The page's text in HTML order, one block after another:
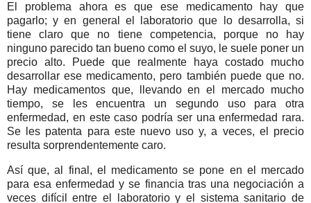
El problema ahora es que ese medicamento hay que
pagarlo; y en general el laboratorio que lo desarrolla, si
tiene claro que no tiene competencia, porque no hay
ninguno parecido tan bueno como el suyo, le suele poner un
precio alto. Puede que realmente haya costado mucho
desarrollar ese medicamento, pero también puede que no.
Hay medicamentos que, llevando en el mercado mucho
tiempo, se les encuentra un segundo uso para otra
enfermedad, en este caso podría ser una enfermedad rara.
Se les patenta para este nuevo uso y, a veces, el precio
resulta sorprendentemente caro.
Así que, al final, el medicamento se pone en el mercado
para esa enfermedad y se financia tras una negociación a
veces difícil entre el laboratorio y el sistema sanitario de